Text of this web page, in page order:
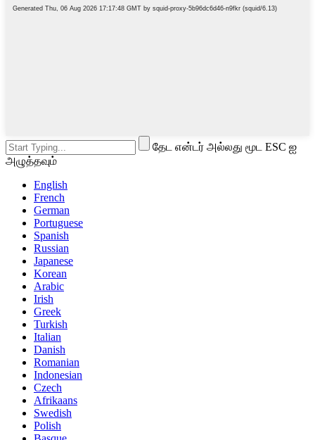
தேட என்டர் அல்லது மூட ESC ஐ
அழுத்தவும்
English
French
German
Portuguese
Spanish
Russian
Japanese
Korean
Arabic
Irish
Greek
Turkish
Italian
Danish
Romanian
Indonesian
Czech
Afrikaans
Swedish
Polish